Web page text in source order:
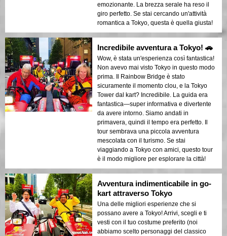
emozionante. La brezza serale ha reso il
giro perfetto. Se stai cercando un'attività
romantica a Tokyo, questa è quella giusta!
Incredibile avventura a Tokyo! 🚗
Wow, è stata un'esperienza così fantastica!
Non avevo mai visto Tokyo in questo modo
prima. Il Rainbow Bridge è stato
sicuramente il momento clou, e la Tokyo
Tower dal kart? Incredibile. La guida era
fantastica—super informativa e divertente
da avere intorno. Siamo andati in
primavera, quindi il tempo era perfetto. Il
tour sembrava una piccola avventura
mescolata con il turismo. Se stai
viaggiando a Tokyo con amici, questo tour
è il modo migliore per esplorare la città!
Avventura indimenticabile in go-
kart attraverso Tokyo
Una delle migliori esperienze che si
possano avere a Tokyo! Arrivi, scegli e ti
vesti con il tuo costume preferito (noi
abbiamo scelto personaggi del classico